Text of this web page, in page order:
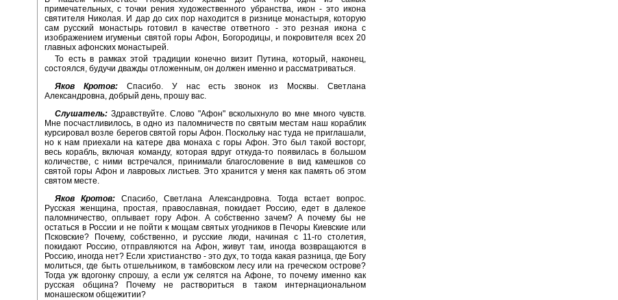
примечательных, с точки рения художественного убранства, икон - это икона
святителя Николая. И дар до сих пор находится в ризнице монастыря, которую
сам русский монастырь готовил в качестве ответного - это резная икона с
изображением игуменьи святой горы Афон, Богородицы, и покровителя всех 20
главных афонских монастырей.
То есть в рамках этой традиции конечно визит Путина, который, наконец,
состоялся, будучи дважды отложенным, он должен именно и рассматриваться.
Яков Кротов:Спасибо. У нас есть звонок из Москвы. Светлана
Александровна, добрый день, прошу вас.
Слушатель: Здравствуйте. Слово "Афон" всколыхнуло во мне много чувств.
Мне посчастливилось, в одно из паломничеств по святым местам наш кораблик
курсировал возле берегов святой горы Афон. Поскольку нас туда не приглашали,
но к нам приехали на катере два монаха с горы Афон. Это был такой восторг,
весь корабль, включая команду, которая вдруг откуда-то появилась в большом
количестве, с ними встречался, принимали благословение в вид камешков со
святой горы Афон и лавровых листьев. Это хранится у меня как память об этом
святом месте.
Яков Кротов: Спасибо, Светлана Александровна. Тогда встает вопрос.
Русская женщина, простая, православная, покидает Россию, едет в далекое
паломничество, оплывает гору Афон. А собственно зачем? А почему бы не
остаться в России и не пойти к мощам святых угодников в Печоры Киевские или
Псковские? Почему, собственно, и русские люди, начиная с 11-го столетия,
покидают Россию, отправляются на Афон, живут там, иногда возвращаются в
Россию, иногда нет? Если христианство - это дух, то тогда какая разница, где Богу
молиться, где быть отшельником, в тамбовском лесу или на греческом острове?
Тогда уж вдогонку спрошу, а если уж селятся на Афоне, то почему именно как
русская община? Почему не раствориться в таком интернациональном
монашеском общежитии?